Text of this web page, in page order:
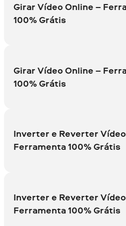
Girar Vídeo Online –
100% Grátis
Girar Vídeo Online –
100% Grátis
Inverter e Reverter
Ferramenta 100% Grátis
Inverter e Reverter
Ferramenta 100% Grátis